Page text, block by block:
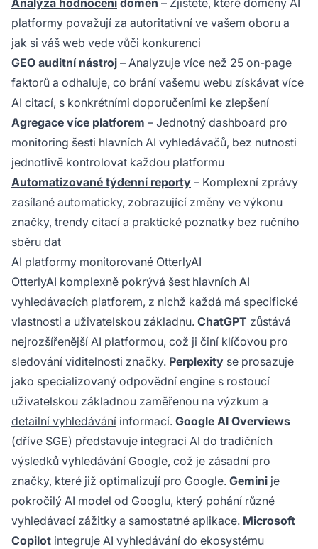
Analýza hodnocení domén – Zjistěte, které domény AI
platformy považují za autoritativní ve vašem oboru a
jak si váš web vede vůči konkurenci
GEO auditnínástroj – Analyzuje více než 25 on-page
faktorů a odhaluje, co brání vašemu webu získávat více
AI citací, s konkrétními doporučeními ke zlepšení
Agregace více platforem – Jednotný dashboard pro
monitoring šesti hlavních AI vyhledávačů, bez nutnosti
jednotlivě kontrolovat každou platformu
Automatizované týdenní reporty – Komplexní zprávy
zasílané automaticky, zobrazující změny ve výkonu
značky, trendy citací a praktické poznatky bez ručního
sběru dat
AI platformy monitorované OtterlyAI
OtterlyAI komplexně pokrývá šest hlavních AI
vyhledávacích platforem, z nichž každá má specifické
vlastnosti a uživatelskou základnu. ChatGPT zůstává
nejrozšířenější AI platformou, což ji činí klíčovou pro
sledování viditelnosti značky. Perplexity se prosazuje
jako specializovaný odpovědní engine s rostoucí
uživatelskou základnou zaměřenou na výzkum a
detailní vyhledávání informací. Google AI Overviews
(dříve SGE) představuje integraci AI do tradičních
výsledků vyhledávání Google, což je zásadní pro
značky, které již optimalizují pro Google. Gemini je
pokročilý AI model od Googlu, který pohání různé
vyhledávací zážitky a samostatné aplikace. Microsoft
Copilot integruje AI vyhledávání do ekosystému